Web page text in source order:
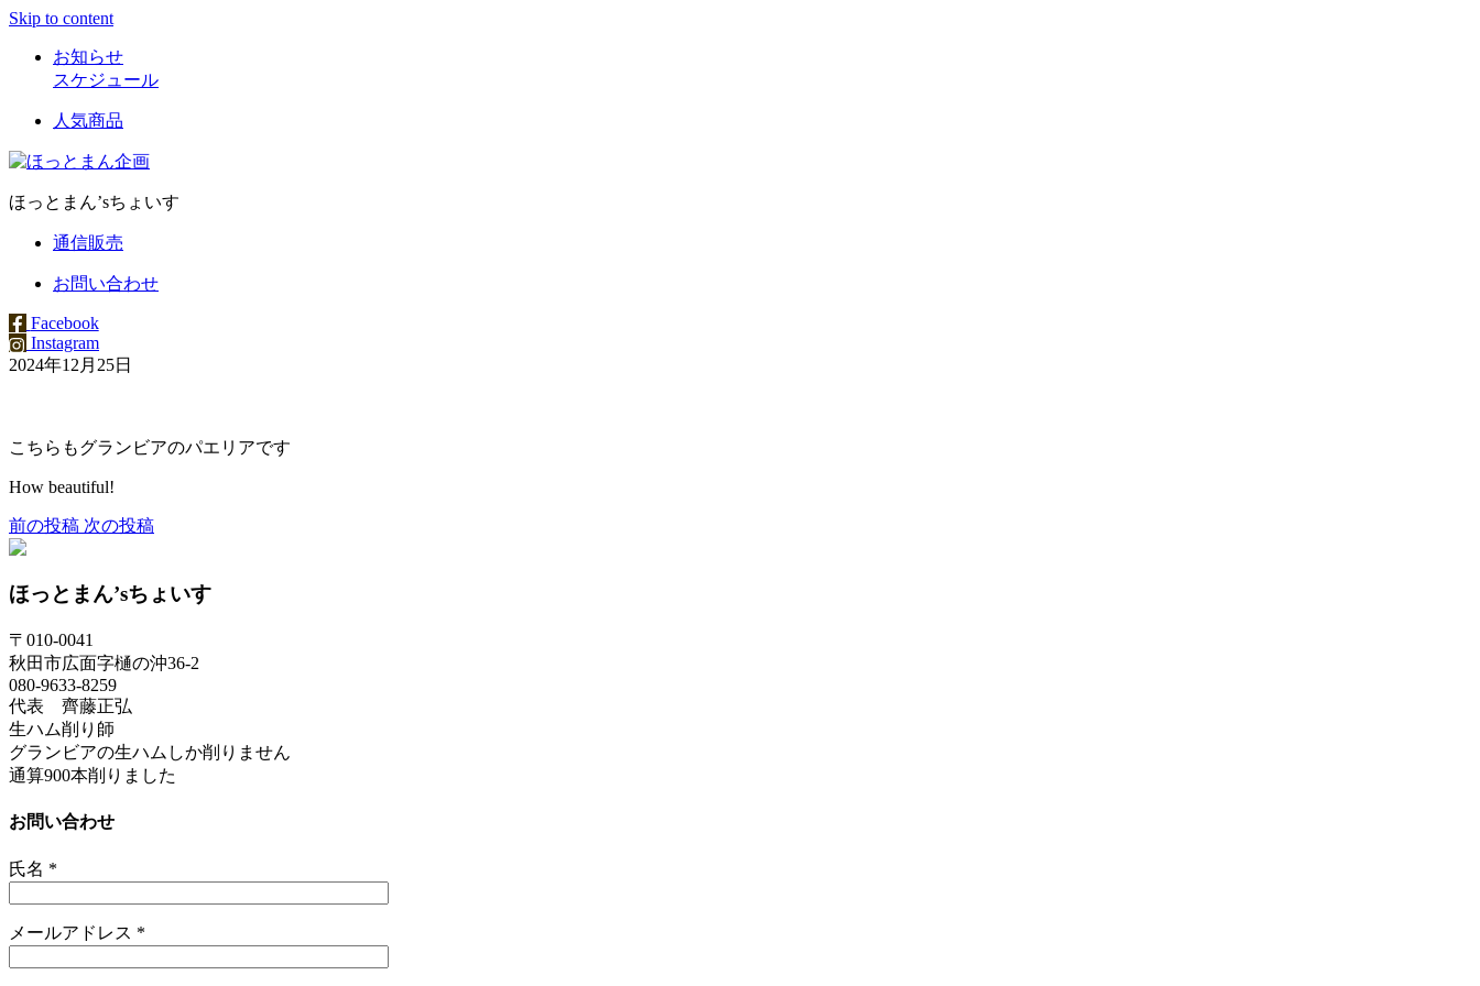
Skip to content
お知らせ
スケジュール
人気商品
ほっとまん’sちょいす
通信販売
お問い合わせ
Facebook
Instagram
2024年12月25日
こちらもグランビアのパエリアです
How beautiful!
前の投稿 次の投稿
ほっとまん’sちょいす
〒010-0041
秋田市広面字樋の沖36-2
080-9633-8259
代表 齊藤正弘
生ハム削り師
グランビアの生ハムしか削りません
通算900本削りました
お問い合わせ
氏名 *
メールアドレス *